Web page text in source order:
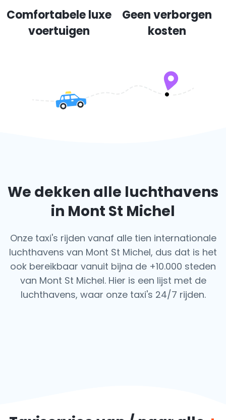
Comfortabele luxe
voertuigen
Geen verborgen
kosten
We dekken alle luchthavens
in Mont St Michel
Onze taxi's rijden vanaf alle tien internationale
luchthavens van Mont St Michel, dus dat is het
ook bereikbaar vanuit bijna de +10.000 steden
van Mont St Michel. Hier is een lijst met de
luchthavens, waar onze taxi's 24/7 rijden.